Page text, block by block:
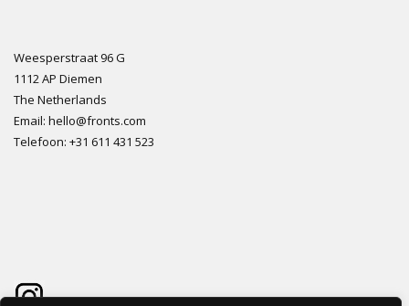
Weesperstraat 96 G
1112 AP Diemen
The Netherlands
Email: hello@fronts.com
Telefoon: +31 611 431 523